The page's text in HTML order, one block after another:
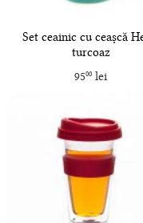
Set ceainic cu ceașcă
turcoaz
9500lei